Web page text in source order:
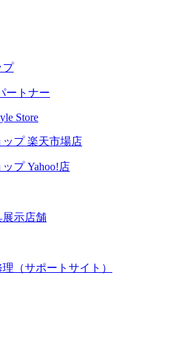
プ
ートナー
Store
プ 楽天市場店
プ Yahoo!店
展示店舗
（サポートサイト）